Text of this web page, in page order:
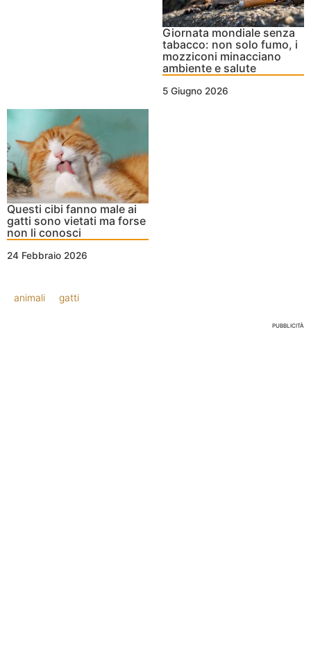
Giornata mondiale senza
tabacco: non solo fumo, i
mozziconi minacciano
ambiente e salute
5 Giugno 2026
Questi cibi fanno male ai
gatti sono vietati ma forse
non li conosci
24 Febbraio 2026
animali gatti
PUBBLICITÀ